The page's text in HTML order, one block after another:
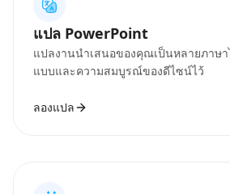
แปล PowerPoint
แปลงานนำเสนอของคุณเป็นหลายภาษ
แบบและความสมบูรณ์ของดีไซน์ไว้
ลองแปล